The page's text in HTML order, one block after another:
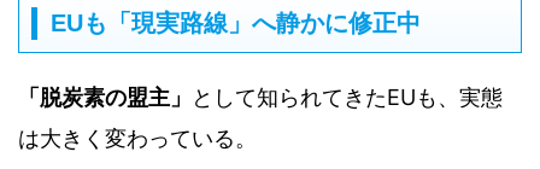
EUも「現実路線」へ静かに修正中
「脱炭素の盟主」
として知られてきたEUも、実態
は大きく変わっている。